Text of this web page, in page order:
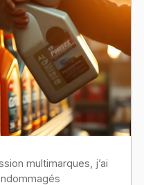
multimarques, j’ai